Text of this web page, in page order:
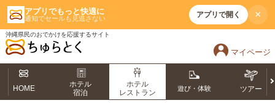
アプリでもっと快適に
通知でセールも見逃さない アプリで開く ×
沖縄県民のおでかけを応援するサイト
マイページ
HOME
ホテル
宿泊
ホテル
レストラン
遊び・体験 ツアー